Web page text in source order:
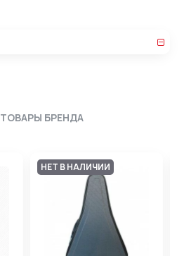
ТОВАРЫ БРЕНДА
НЕТ В НАЛИЧИИ